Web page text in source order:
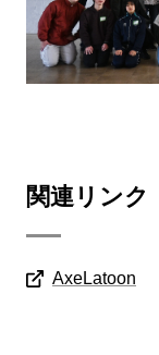
関連リンク
AxeLatoon